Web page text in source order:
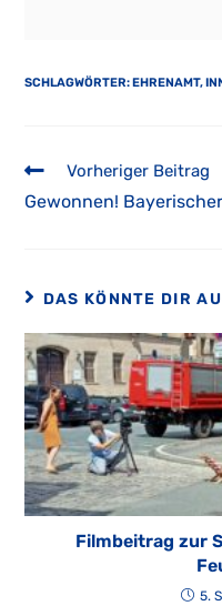
SCHLAGWÖRTER:EHRENAMT,
Weitere
ansehen
Vorheriger Beitrag
Gewonnen!
DAS KÖNNTE DIR
Filmbeitrag zur
5.